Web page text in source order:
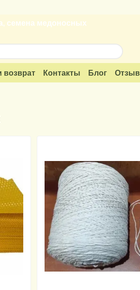
семена медоносных
возврат Контакты Блог